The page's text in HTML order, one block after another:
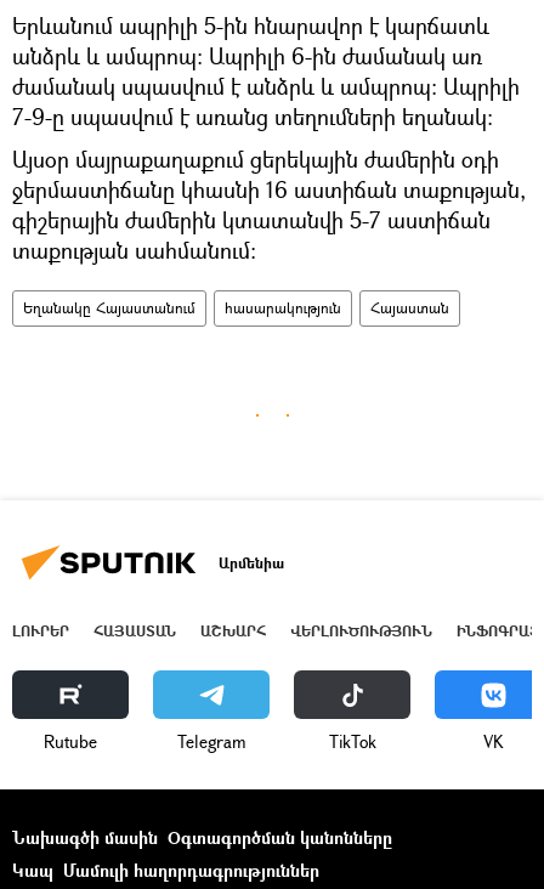
Երևանում ապրիլի 5-ին հնարավոր է կարճատև
անձրև և ամպրոպ։ Ապրիլի 6-ին ժամանակ առ
ժամանակ սպասվում է անձրև և ամպրոպ։ Ապրիլի
7-9-ը սպասվում է առանց տեղումների եղանակ:
Այսօր մայրաքաղաքում ցերեկային ժամերին օդի
ջերմաստիճանը կհասնի 16 աստիճան տաքության,
գիշերային ժամերին կտատանվի 5-7 աստիճան
տաքության սահմանում։
Եղանակը Հայաստանում հասարակություն Հայաստան
Արմենիա
ԼՈՒՐԵՐ ՀԱՅԱՍՏԱՆ ԱՇԽԱՐՀ ՎԵՐԼՈՒԾՈՒԹՅՈՒՆ
Rutube Telegram ТikТоk VK
Նախագծի մասին Օգտագործման կանոնները
Կապ Մամուլի հաղորդագրություններ